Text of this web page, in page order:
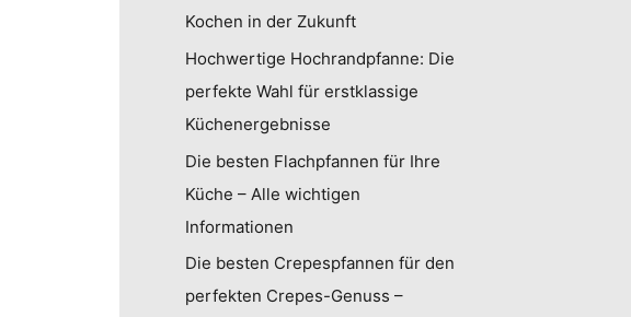
Kochen in der Zukunft
Hochwertige Hochrandpfanne: Die
perfekte Wahl für erstklassige
Küchenergebnisse
Die besten Flachpfannen für Ihre
Küche – Alle wichtigen
Informationen
Die besten Crepespfannen für den
perfekten Crepes-Genuss –